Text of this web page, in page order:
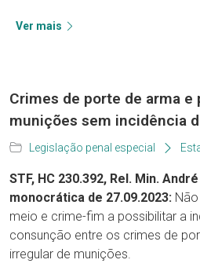
Ver mais
Crimes de porte de arma e
munições sem incidência
Legislação penal especial
STF, HC 230.392, Rel. Min.
monocrática de 27.09.2023:
meio e crime-fim a possibilitar a
consunção entre os crimes de
irregular de munições.